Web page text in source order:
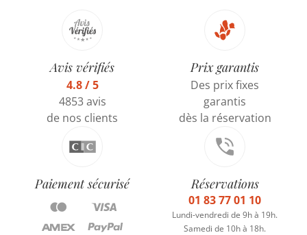
Avis vérifiés
4.8 / 5
4853 avis
de nos clients
Prix garantis
Des prix fixes
garantis
dès la réservation
Paiement sécurisé Réservations
01 83 77 01 10
Lundi-vendredi de 9h à 19h.
Samedi de 10h à 18h.